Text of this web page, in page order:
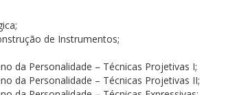
de Instrumentos;
da Personalidade – Técnicas Projetivas I;
da Personalidade – Técnicas Projetivas II;